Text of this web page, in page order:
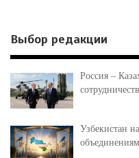
Выбор редакции
Россия –
Узбекистан